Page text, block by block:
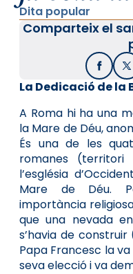
Dita popular
Comparteix el
La Dedicació de la
A Roma hi ha una
la Mare de Déu,
És una de les
romanes (territori
l’església
Mare de Déu.
importància
que una nevada
s’havia de construir
Papa Francesc la
seva elecció i va